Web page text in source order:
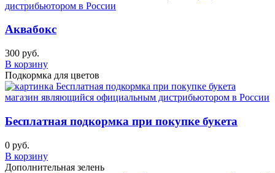
Аквабокс
300 руб.
В корзину
Подкормка для цветов
Бесплатная подкормка при покупке букета
0 руб.
В корзину
Дополнительная зелень